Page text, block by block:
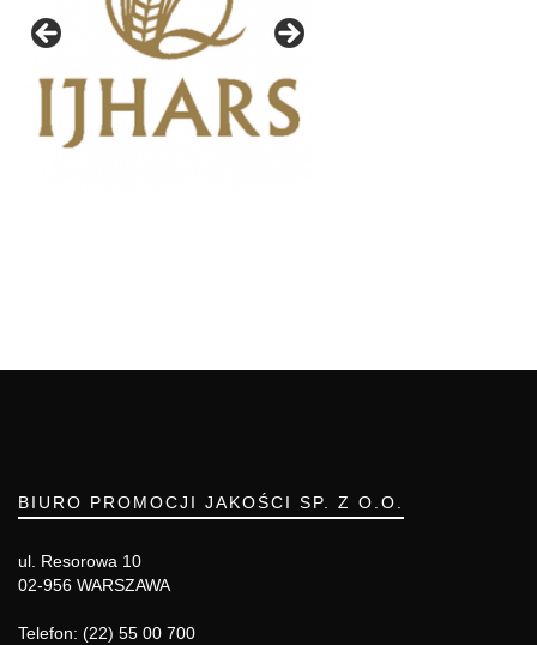
BIURO PROMOCJI JAKOŚCI SP. Z O.O.
ul. Resorowa 10
02-956 WARSZAWA
Telefon: (22) 55 00 700